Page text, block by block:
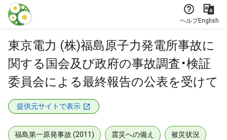
本文に飛ぶ
ヘルプEnglish
東京電力 (株)福島原子力発電所事故に
関する国会及び政府の事故調査・検証
委員会による最終報告の公表を受けて
提供元サイトで表示
福島第一原発事故 (2011) 震災への備え 被災状況